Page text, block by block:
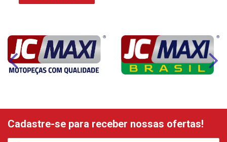
Cadastre-se para receber nossas ofertas!